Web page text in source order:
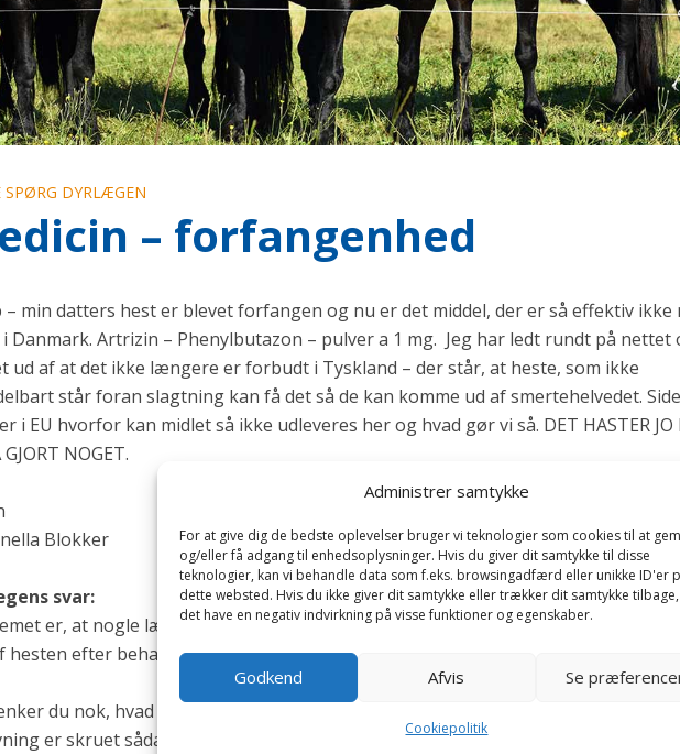
Administrer samtykke
For at give dig de bedste oplevelser bruger vi teknologier som cookies til at
og/eller få adgang til enhedsoplysninger. Hvis du giver dit samtykke til disse
teknologier, kan vi behandle data som f.eks. browsingadfærd eller unikke ID'er
dette websted. Hvis du ikke giver dit samtykke eller trækker dit samtykke tilbage,
det have en negativ indvirkning på visse funktioner og egenskaber.
Godkend Afvis Se
Cookiepolitik
SPØRG DYRLÆGEN
– forfangenhed
min datters hest er blevet forfangen og nu er det middel, der er så effektiv ikke
Danmark. Artrizin – Phenylbutazon – pulver a 1 mg. Jeg har ledt rundt på nettet
ud af at det ikke længere er forbudt i Tyskland – der står, at heste, som ikke
står foran slagtning kan få det så de kan komme ud af smertehelvedet.
i EU hvorfor kan midlet så ikke udleveres her og hvad gør vi så. DET HASTER JO
NOGET.
Blokker
svar:
er, at nogle lægemidler ikke er tilstrækkeligt undersøgt for, hvornår
hesten efter behandling. ALTSÅ, – når hesten er blevet behandlet med artrizin.
du nok, hvad kommer det hesten ved. Deri har du ganske ret, men den danske
er skruet sådan sammen, at dyrlægerne ikke må ordinere medicin, hvor der